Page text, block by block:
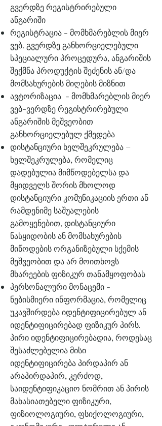
გვერდზე რეგისტრირებული
ანგარიში
რეგისტრაცია - მომხმარებლის მიერ
ვებ. გვერდზე განხორციელებული
სპეციალური პროცედურა, ანგარიშის
შექმნა პროდუქტის შეძენის ან/და
მომსახურების მიღების მიზნით
ავტორიზაცია - მომხმარებლის მიერ
ვებ-ვერდზე რეგისტრირებული
ანგარიშის მეშვეობით
განხორციელებულ ქმედება
დისტანციური ხელშეკრულება −
ხელშეკრულება, რომელიც
დადებულია მიმწოდებელსა და
მყიდველს შორის მხოლოდ
დისტანციური კომუნიკაციის ერთი ან
რამდენიმე საშუალების
გამოყენებით, დისტანციური
ნასყიდობის ან მომსახურების
მიწოდების ორგანიზებული სქემის
მეშვეობით და არ მოითხოვს
მხარეების ფიზიკურ თანამყოფობას
პერსონალური მონაცემი -
ნებისმიერი ინფორმაცია, რომელიც
უკავშირდება იდენტიფიცირებულ ან
იდენტიფიცირებად ფიზიკურ პირს.
პირი იდენტიფიცირებადია, როდესაც
შესაძლებელია მისი
იდენტიფიცირება პირდაპირ ან
არაპირდაპირ, კერძოდ,
საიდენტიფიკაციო ნომრით ან პირის
მახასიათებელი ფიზიკური,
ფიზიოლოგიური, ფსიქოლოგიური,